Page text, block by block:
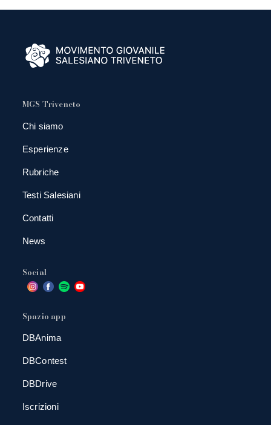
MGS Triveneto
Chi siamo
Esperienze
Rubriche
Testi Salesiani
Contatti
News
Social
Spazio app
DBAnima
DBContest
DBDrive
Iscrizioni